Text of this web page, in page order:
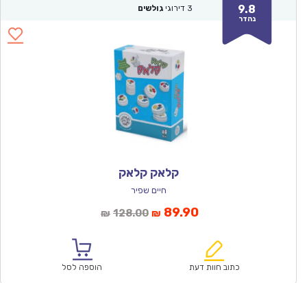
9.8
נהדר
3 דירוגי גולשים
קלאק קלאק
חיים שפיר
₪ 128.00המחיר
₪128.00.
₪ 89.90המחיר
הוא:
כתוב חוות דעת הוספה לסל